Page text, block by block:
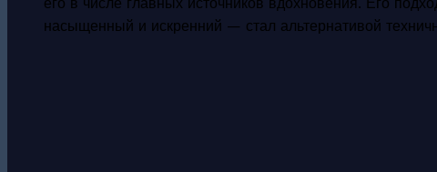
его в числе главных источников вдохновения. Его
насыщенный и искренний — стал альтернативой